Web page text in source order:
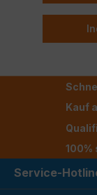
Kauf
100%
Service-